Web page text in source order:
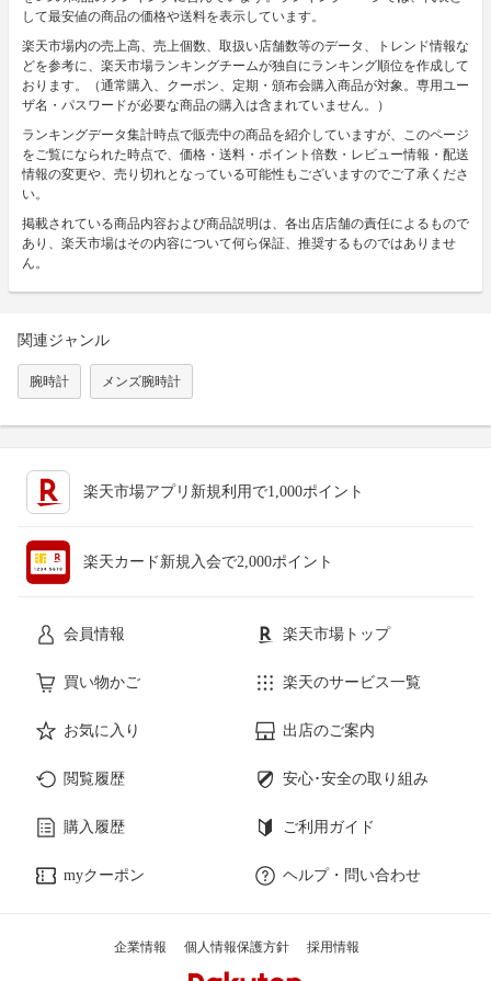
して最安値の商品の価格や送料を表示しています。
楽天市場内の売上高、売上個数、取扱い店舗数等のデータ、トレンド情報な
どを参考に、楽天市場ランキングチームが独自にランキング順位を作成して
おります。（通常購入、クーポン、定期・頒布会購入商品が対象。専用ユー
ザ名・パスワードが必要な商品の購入は含まれていません。）
ランキングデータ集計時点で販売中の商品を紹介していますが、このページ
をご覧になられた時点で、価格・送料・ポイント倍数・レビュー情報・配送
情報の変更や、売り切れとなっている可能性もございますのでご了承くださ
い。
掲載されている商品内容および商品説明は、各出店店舗の責任によるもので
あり、楽天市場はその内容について何ら保証、推奨するものではありませ
ん。
関連ジャンル
腕時計 メンズ腕時計
楽天市場アプリ新規利用で1,000ポイント
楽天カード新規入会で2,000ポイント
会員情報 楽天市場トップ
買い物かご 楽天のサービス一覧
お気に入り 出店のご案内
閲覧履歴 安心･安全の取り組み
購入履歴 ご利用ガイド
myクーポン ヘルプ・問い合わせ
企業情報 個人情報保護方針 採用情報